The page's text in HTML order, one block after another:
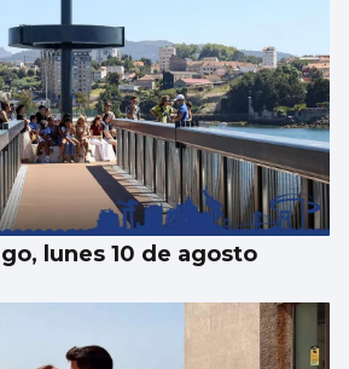
en su vivienda de
lunes 10 de agosto